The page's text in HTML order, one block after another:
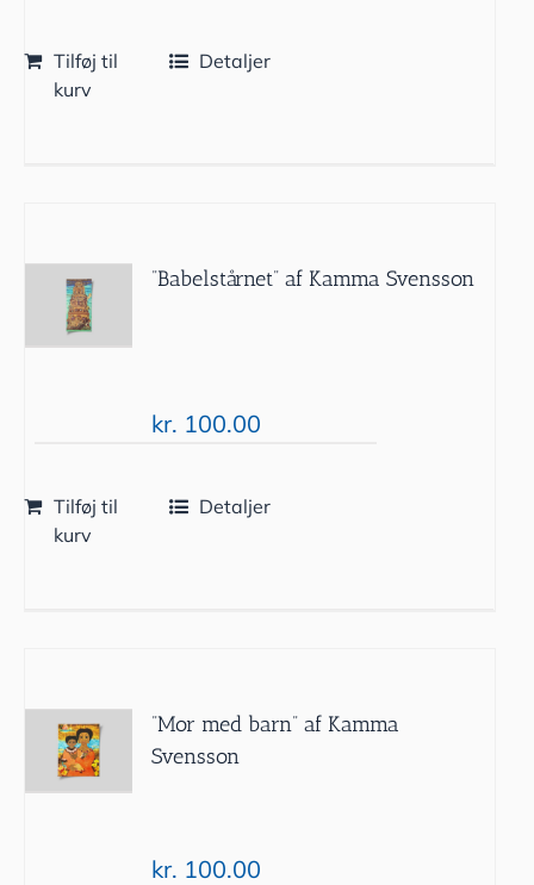
Tilføj til
kurv
Detaljer
”Babelstårnet” af Kamma Svensson
kr. 100.00
Tilføj til
kurv
Detaljer
”Mor med barn” af Kamma
Svensson
kr. 100.00